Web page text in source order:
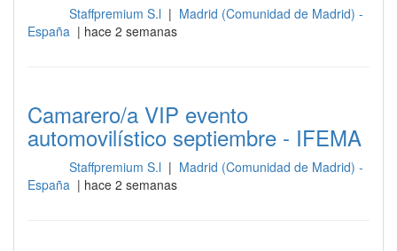
Staffpremium S.l | Madrid (Comunidad de Madrid) -
España | hace 2 semanas
Camarero/a VIP evento
automovilístico septiembre - IFEMA
Staffpremium S.l | Madrid (Comunidad de Madrid) -
España | hace 2 semanas